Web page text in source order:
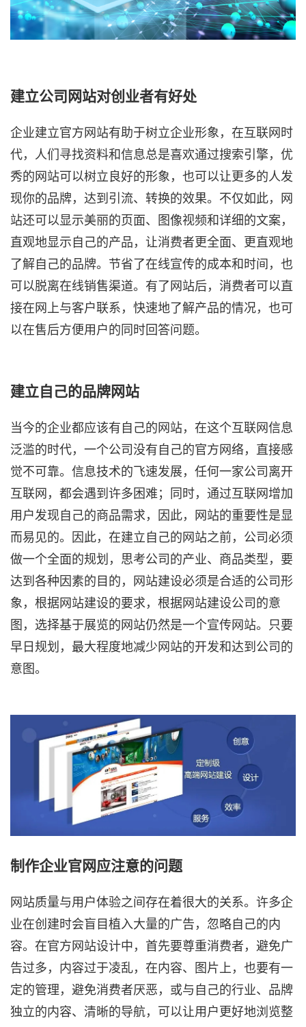
建立公司网站对创业者有好处
企业建立官方网站有助于树立企业形象，在互联网时
代，人们寻找资料和信息总是喜欢通过搜索引擎，优
秀的网站可以树立良好的形象，也可以让更多的人发
现你的品牌， 达到引流、转换的效果。不仅如此，网
站还可以显示美丽的页面、图像视频和详细的文案，
直观地显示自己的产品，让消费者更全面、更直观地
了解自己的品牌。节省了在线宣传的成本和时间，也
可以脱离在线销售渠道。有了网站后，消费者可以直
接在网上与客户联系，快速地了解产品的情况，也可
以在售后方便用户的同时回答问题。
建立自己的品牌网站
当今的企业都应该有自己的网站，在这个互联网信息
泛滥的时代，一个公司没有自己的官方网络，直接感
觉不可靠。信息技术的飞速发展，任何一家公司离开
互联网，都会遇到许多困难；同时，通过互联网增加
用户发现自己的商品需求，因此，网站的重要性是显
而易见的。因此，在建立自己的网站之前，公司必须
做一个全面的规划，思考公司的产业、商品类型，要
达到各种因素的目的，网站建设必须是合适的公司形
象，根据网站建设的要求，根据网站建设公司的意
图，选择基于展览的网站仍然是一个宣传网站。只要
早日规划，最大程度地减少网站的开发和达到公司的
意图。
制作企业官网应注意的问题
网站质量与用户体验之间存在着很大的关系。许多企
业在创建时会盲目植入大量的广告，忽略自己的内
容。在官方网站设计中，首先要尊重消费者，避免广
告过多，内容过于凌乱，在内容、图片上，也要有一
定的管理，避免消费者厌恶，或与自己的行业、品牌
独立的内容、清晰的导航，可以让用户更好地浏览整